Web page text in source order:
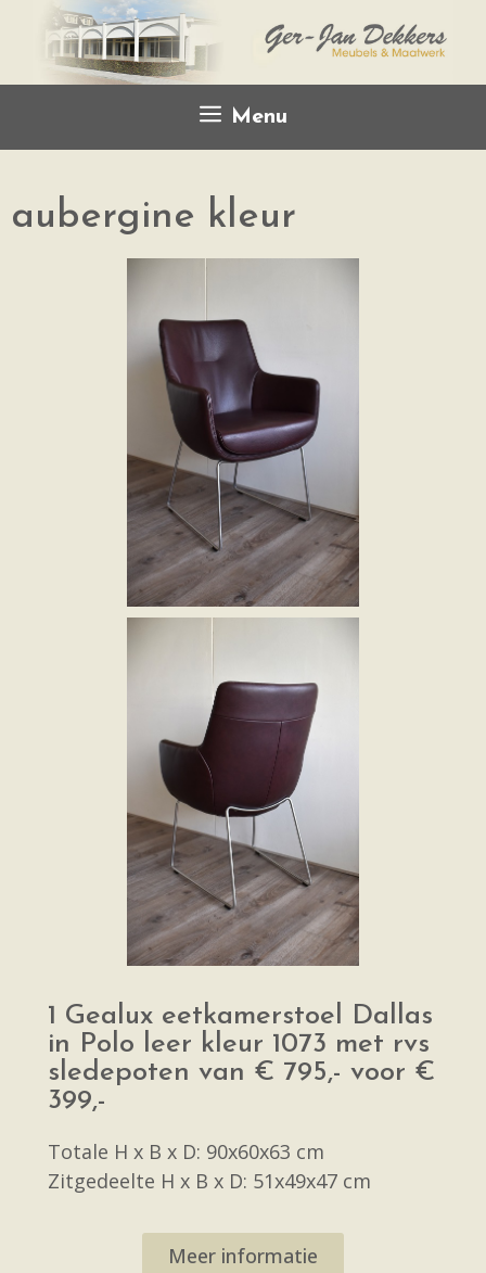
Menu
aubergine kleur
1 Gealux eetkamerstoel Dallas
in Polo leer kleur 1073 met rvs
sledepoten van € 795,- voor €
399,-
Totale H x B x D: 90x60x63 cm
Zitgedeelte H x B x D: 51x49x47 cm
Meer informatie